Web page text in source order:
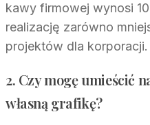
kawy firmowej wynosi
realizację zarówno
projektów dla korporacji.
2. Czy mogę umieścić
własną grafikę?